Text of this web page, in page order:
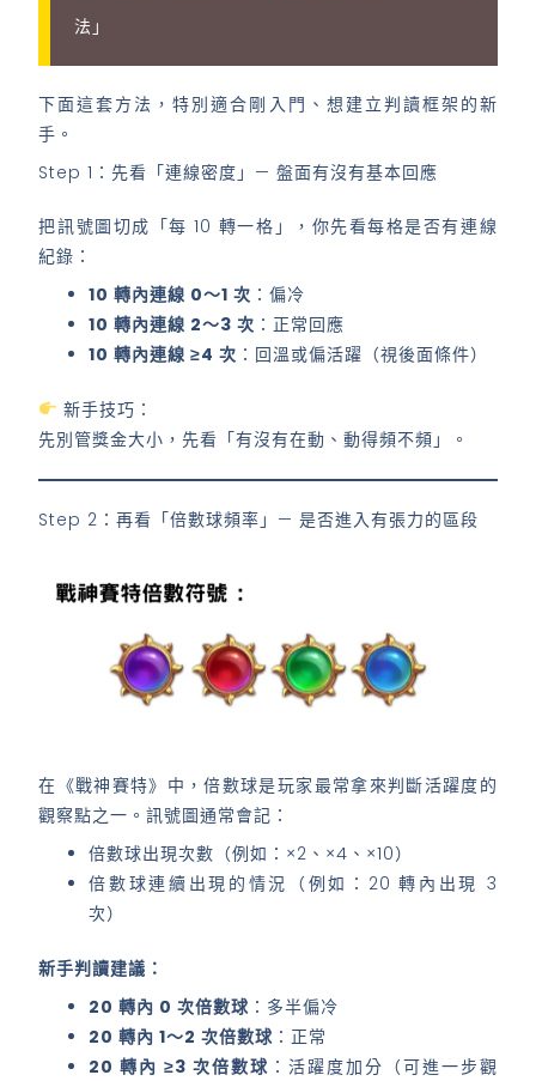
法」
下面這套方法，特別適合剛入門、想建立判讀框架的新
手。
Step 1：先看「連線密度」— 盤面有沒有基本回應
把訊號圖切成「每 10 轉一格」，你先看每格是否有連線
紀錄：
10 轉內連線 0～1 次 ：偏冷
10 轉內連線 2～3 次 ：正常回應
10 轉內連線 ≥4 次 ：回溫或偏活躍（視後面條件）
新手技巧：
先別管獎金大小，先看「有沒有在動、動得頻不頻」。
Step 2：再看「倍數球頻率」— 是否進入有張力的區段
在《戰神賽特》中，倍數球是玩家最常拿來判斷活躍度的
觀察點之一。訊號圖通常會記：
倍數球出現次數（例如：×2、×4、×10）
倍數球連續出現的情況（例如：20 轉內出現 3
次）
新手判讀建議：
20 轉內 0 次倍數球 ：多半偏冷
20 轉內 1～2 次倍數球 ：正常
20 轉內 ≥3 次倍數球 ：活躍度加分（可進一步觀